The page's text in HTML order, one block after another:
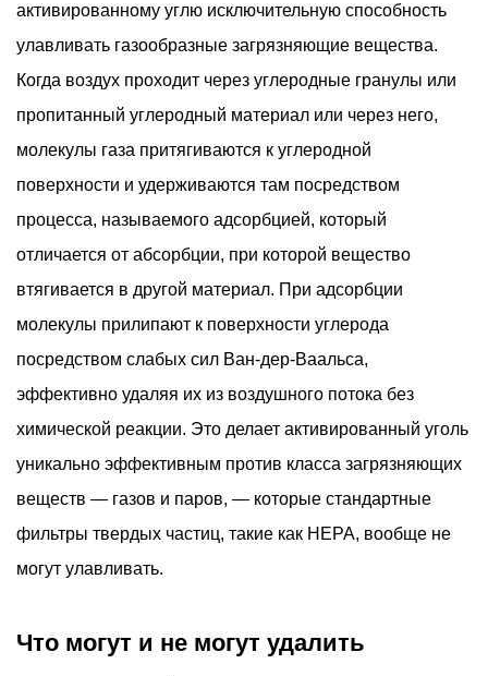
Что
не
уголь
3
Типы
воздушных
активированным
углем
и
их
конструкция
больше
всего
необходимы
с
активированному углю исключительную способность
улавливать газообразные загрязняющие вещества.
Когда воздух проходит через углеродные гранулы или
пропитанный углеродный материал или через него,
молекулы газа притягиваются к углеродной
поверхности и удерживаются там посредством
процесса, называемого адсорбцией, который
отличается от абсорбции, при которой вещество
втягивается в другой материал. При адсорбции
молекулы прилипают к поверхности углерода
посредством слабых сил Ван-дер-Ваальса,
эффективно удаляя их из воздушного потока без
химической реакции. Это делает активированный уголь
уникально эффективным против класса загрязняющих
веществ — газов и паров, — которые стандартные
фильтры твердых частиц, такие как HEPA, вообще не
могут улавливать.
Что могут и не могут удалить